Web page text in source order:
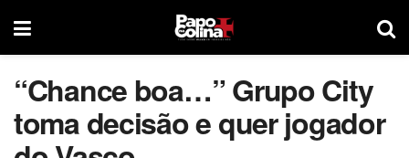
“Chance boa…” Grupo City
toma decisão e quer jogador